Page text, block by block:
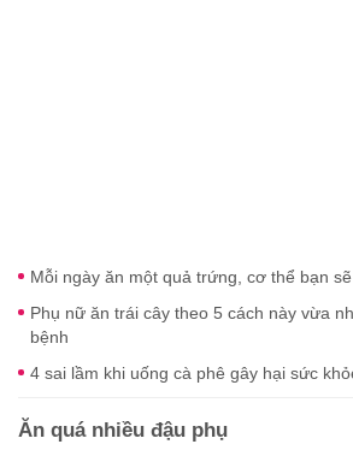
Mỗi ngày ăn một quả trứng, cơ thể bạn
Phụ nữ ăn trái cây theo 5 cách này vừa
bệnh
4 sai lầm khi uống cà phê gây hại sức
Ăn quá nhiều đậu phụ